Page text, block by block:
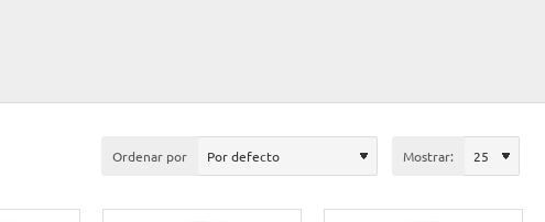
Ordenar por Mostrar: